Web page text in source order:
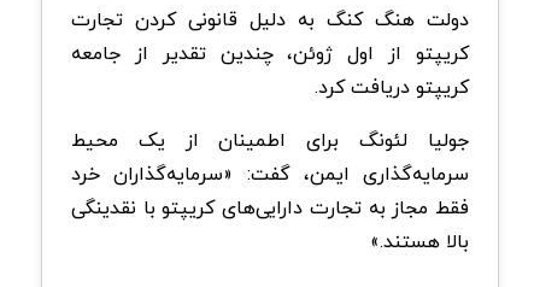
دولت هنگ کنگ به دلیل قانونی کردن تجارت
کریپتو از اول ژوئن، چندین تقدیر از جامعه
کریپتو دریافت کرد.
جولیا لئونگ برای اطمینان از یک محیط
سرمایه‌گذاری ایمن، گفت: «سرمایه‌گذاران خرد
فقط مجاز به تجارت دارایی‌های کریپتو با نقدینگی
بالا هستند.»